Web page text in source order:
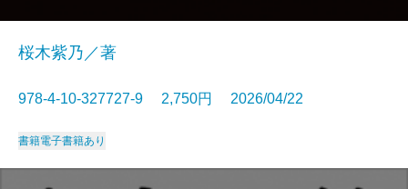
桜木紫乃／著
978-4-10-327727-9 2,750円 2026/04/22
書籍電子書籍あり